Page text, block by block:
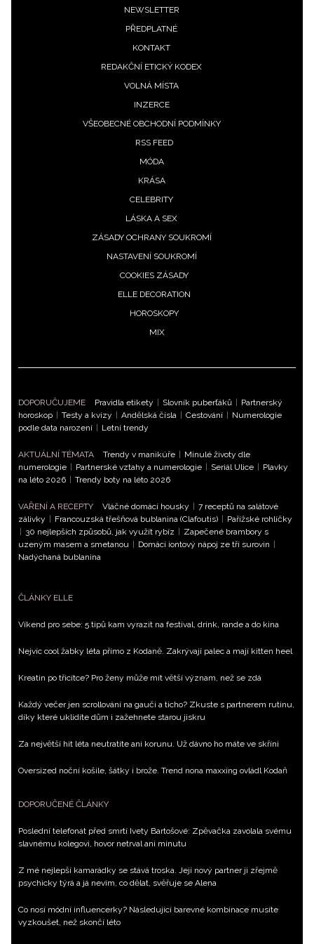
NEWSLETTER
PŘEDPLATNÉ
KONTAKT
REDAKČNÍ ETICKÝ KODEX
VOLNÁ MÍSTA
INZERCE
VŠEOBECNÉ OBCHODNÍ PODMÍNKY
RSS FEED
MÓDA
KRÁSA
CELEBRITY
LÁSKA A SEX
ZÁSADY OCHRANY SOUKROMÍ
NASTAVENÍ SOUKROMÍ
COOKIES ZÁSADY
ELLE DECORATION
HOROSKOPY
MIX
DOPORUČUJEME Pravidla etikety Slovník puberťáků
Partnerský
horoskop
Testy a kvízy Andělská čísla Cestování
Numerologie
podle data narození
Letní trendy
AKTUÁLNÍ TÉMATA Trendy v manikúře
Minulé životy dle
numerologie
Partnerské vztahy a numerologie Seriál Ulice
Plavky
na léto 2026
Trendy boty na léto 2026
VAŘENÍ A RECEPTY Vláčné domácí housky
7 receptů na salátové
zálivky
Francouzská třešňová bublanina (Clafoutis)
Pařížské rohlíčky
30 nejlepších způsobů, jak využít rybíz
Zapečené brambory s
uzeným masem a smetanou
Domácí iontový nápoj ze tří surovin
Nadýchaná bublanina
ČLÁNKY ELLE
Víkend pro sebe: 5 tipů kam vyrazit na festival, drink, rande a do kina
Nejvíc cool žabky léta přímo z Kodaně. Zakrývají palec a mají kitten heel
Kreatin po třicítce? Pro ženy může mít větší význam, než se zdá
Každý večer jen scrollování na gauči a ticho? Zkuste s partnerem rutinu,
díky které uklidíte dům i zažehnete starou jiskru
Za největší hit léta neutratíte ani korunu. Už dávno ho máte ve skříni
Oversized noční košile, šátky i brože. Trend nona maxxing ovládl Kodaň
DOPORUČENÉ ČLÁNKY
Poslední telefonát před smrtí Ivety Bartošové: Zpěvačka zavolala svému
slavnému kolegovi, hovor netrval ani minutu
Z mé nejlepší kamarádky se stává troska. Její nový partner ji zřejmě
psychicky týrá a já nevím, co dělat, svěřuje se Alena
Co nosí módní influencerky? Následující barevné kombinace musíte
vyzkoušet, než skončí léto